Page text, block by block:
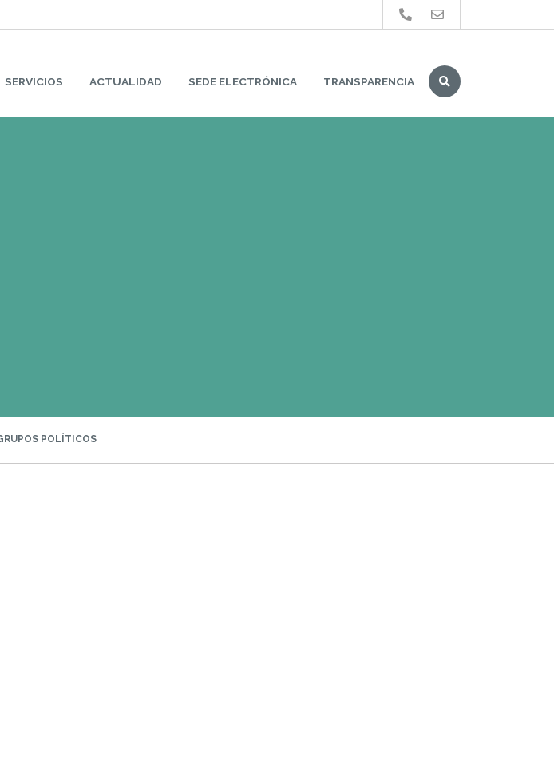
SERVICIOS ACTUALIDAD SEDE ELECTRÓNICA TRANSPARENCIA
Buscar
POLÍTICOS